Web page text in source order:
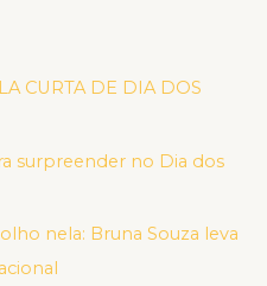
CURTA DE DIA DOS
surpreender no Dia dos
nela: Bruna Souza leva